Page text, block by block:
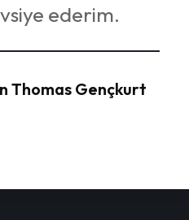
ederim.
Thomas Gençkurt